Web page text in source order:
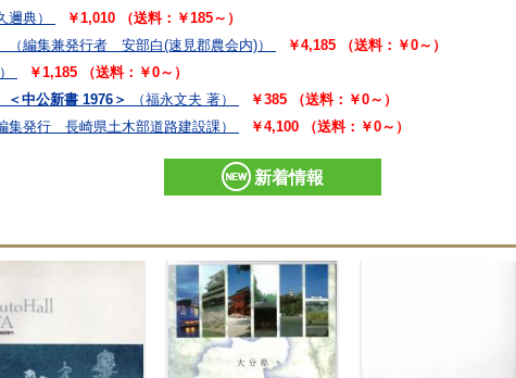
邇典）
￥1,010 （送料：￥185～）
（編集兼発行者 安部白(速見郡農会内)）
￥4,185 （送料：￥0～）
￥1,185 （送料：￥0～）
中公新書 1976＞
（福永文夫 著）
￥385 （送料：￥0～）
集発行 長崎県土木部道路建設課） ￥4,100 （送料：￥0～）
新着情報